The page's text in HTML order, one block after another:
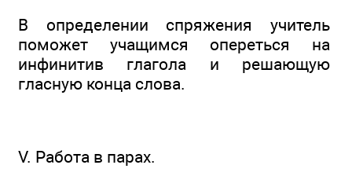
В определении спряжения учитель
поможет учащимся опереться на
инфинитив глагола и решающую
гласную конца слова.
V. Работа в парах.